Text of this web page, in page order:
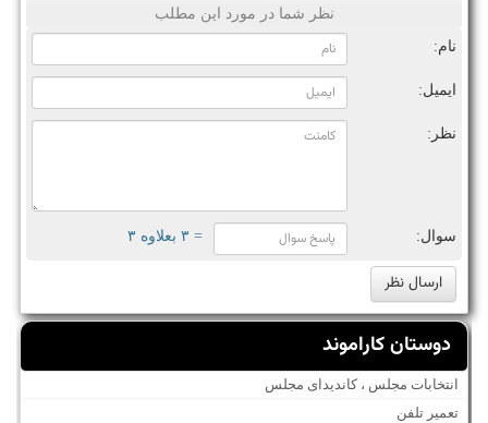
نظر شما در مورد این مطلب
نام:
ایمیل:
نظر:
سوال: = ۳ بعلاوه ۳
دوستان کاراموند
انتخابات مجلس ، کاندیدای مجلس
تعمیر تلفن